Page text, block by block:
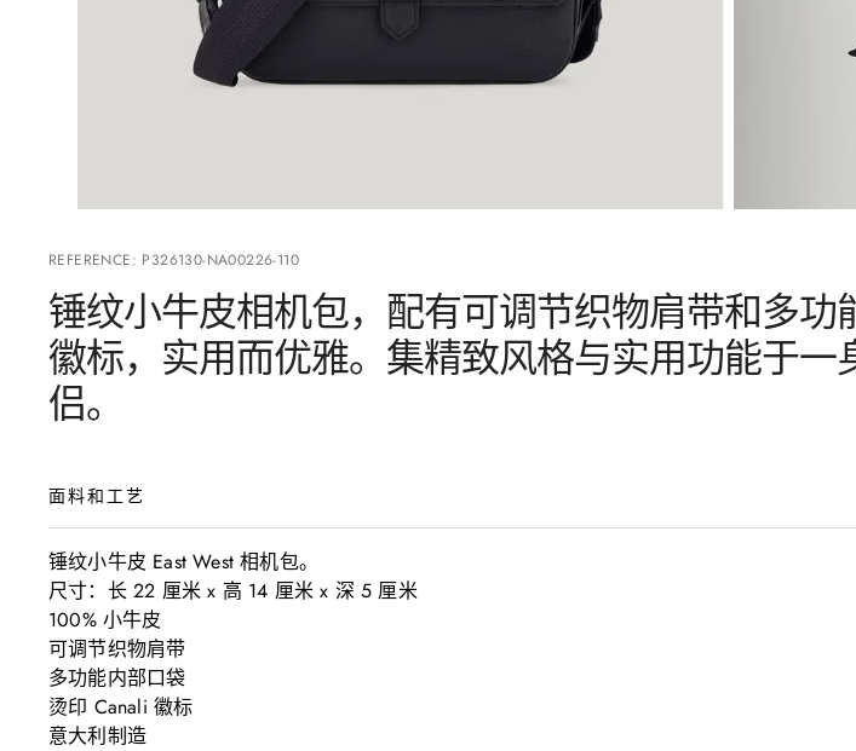
REFERENCE: P326130-NA00226-110
锤纹小牛皮相机包，配有可调节织物肩带和多
徽标，实用而优雅。集精致风格与实用功能于
侣。
面料和工艺
锤纹小牛皮 East West 相机包。
尺寸：长 22 厘米 x 高 14 厘米 x 深 5 厘米
100% 小牛皮
可调节织物肩带
多功能内部口袋
烫印 Canali 徽标
意大利制造